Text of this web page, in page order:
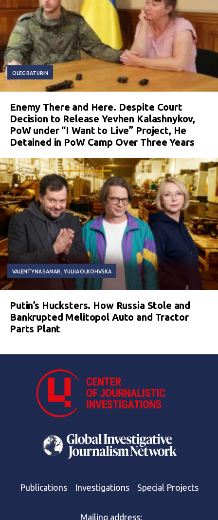
OLEG BATURIN
Enemy There and Here. Despite Court
Decision to Release Yevhen Kalashnykov,
PoW under “I Want to Live” Project, He
Detained in PoW Camp Over Three Years
VALENTYNA SAMAR YULIIA OLKOHVSKA
Putin’s Hucksters. How Russia Stole and
Bankrupted Melitopol Auto and Tractor
Parts Plant
Publications Investigations Special Projects
Mailing address: